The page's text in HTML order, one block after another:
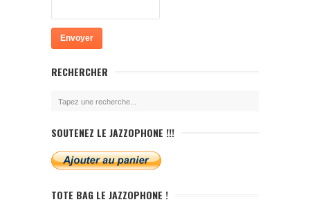
RECHERCHER
SOUTENEZ LE JAZZOPHONE !!!
TOTE BAG LE JAZZOPHONE !